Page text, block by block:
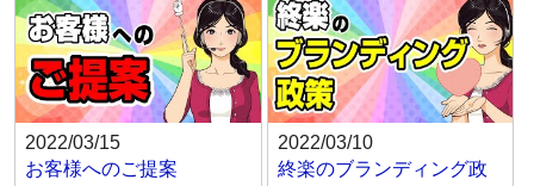
2022/03/15
お客様へのご提案
2022/03/10
終楽のブランディング政